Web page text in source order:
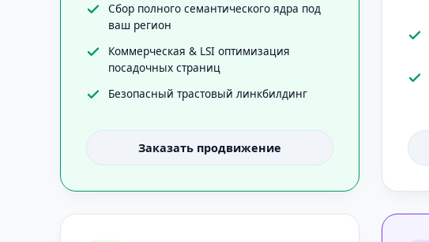
Сбор полного семантического ядра под
ваш регион
Коммерческая & LSI оптимизация
посадочных страниц
Безопасный трастовый линкбилдинг
Заказать продвижение